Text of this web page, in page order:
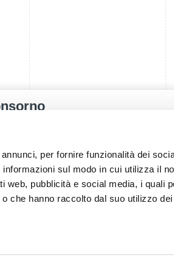
per fornire funzionalità dei
sul modo in cui utilizza il
web, pubblicità e social media, i quali
che hanno raccolto dal suo utilizzo
IT